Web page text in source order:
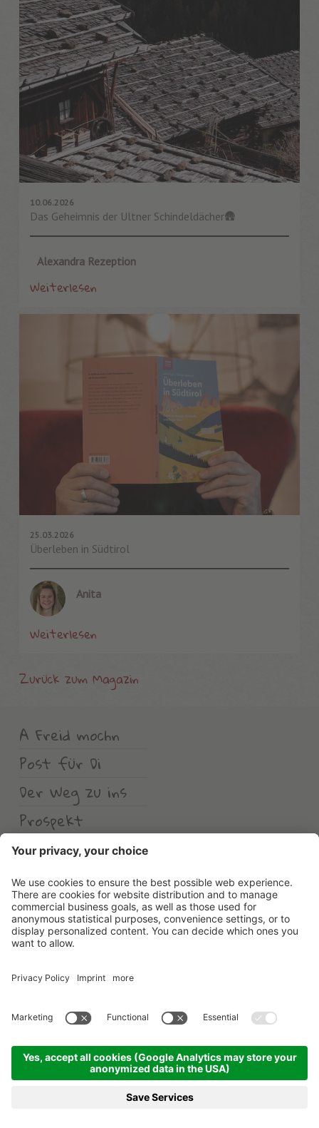
10.06.2026
Das Geheimnis der Ultner Schindeldächer🛖
Alexandra Rezeption
Weiterlesen
25.03.2026
Überleben in Südtirol
Anita
Weiterlesen
Zurück zum Magazin
A Freid mochn
Post für Di
Der Weg zu ins
Prospekt
Wetter
Erlebnishotel Waltershof
©2026 Erlebnishotel Waltershof . MwSt-Nr. 00582900213 .
CIN: IT021104A1US82HDHD .
Datenschutzerklärung . Cookie Einstellungen